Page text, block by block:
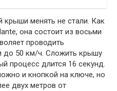
крыши менять не стали. Как
она состоит из восьми
проводить
до 50 км/ч. Сложить крышу
процесс длится 16 секунд.
и кнопкой на ключе, но
двух метров от